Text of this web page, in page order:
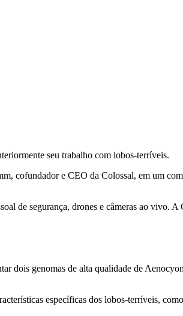
seu trabalho com lobos-terríveis.
cofundador e CEO da Colossal, em um
de segurança, drones e câmeras ao vivo. A
dois genomas de alta qualidade de
específicas dos lobos-terríveis,